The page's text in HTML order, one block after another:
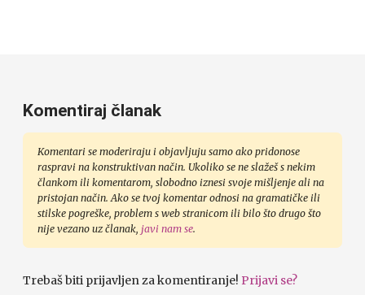
Komentiraj članak
Komentari se moderiraju i objavljuju samo ako pridonose
raspravi na konstruktivan način. Ukoliko se ne slažeš s nekim
člankom ili komentarom, slobodno iznesi svoje mišljenje ali na
pristojan način. Ako se tvoj komentar odnosi na gramatičke ili
stilske pogreške, problem s web stranicom ili bilo što drugo što
nije vezano uz članak, javi nam se.
Trebaš biti prijavljen za komentiranje! Prijavi se?